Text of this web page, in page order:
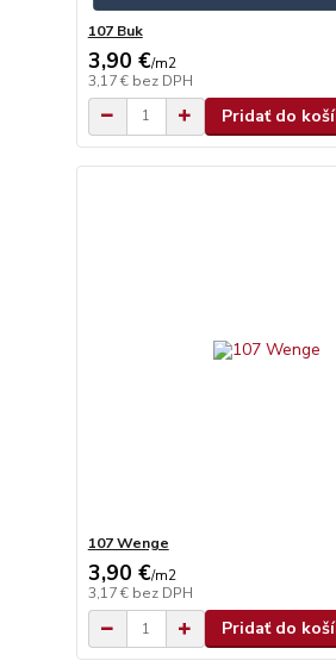
107 Buk
3,90 €/m2
3,17 € bez DPH
Pridať do
107 Wenge
3,90 €/m2
3,17 € bez DPH
Pridať do